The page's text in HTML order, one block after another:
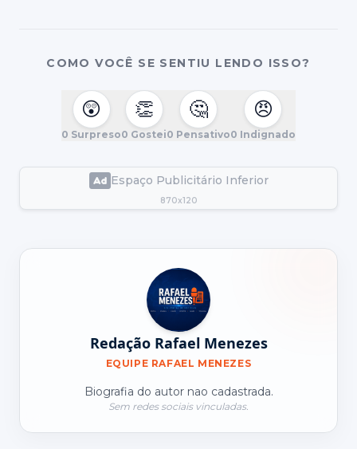
COMO VOCÊ SE SENTIU LENDO ISSO?
😲
0 Surpreso
👏
0 Gostei
🤔
0 Pensativo
😠
0 Indignado
Espaço Publicitário Inferior
870x120
Redação Rafael Menezes
EQUIPE RAFAEL MENEZES
Biografia do autor nao cadastrada.
Sem redes sociais vinculadas.